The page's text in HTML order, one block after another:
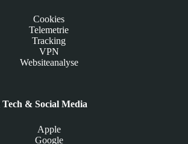
Cookies
Telemetrie
Tracking
VPN
Websiteanalyse
Tech & Social Media
Apple
Google